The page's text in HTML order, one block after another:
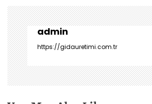
g
e
z
i
n
m
e
admin
https://gidauretimi.com.tr